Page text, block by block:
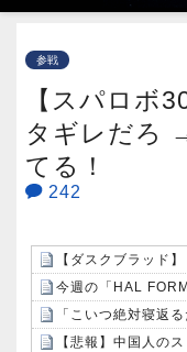
参戦
【スパロボ
タギレだろ
てる！
242